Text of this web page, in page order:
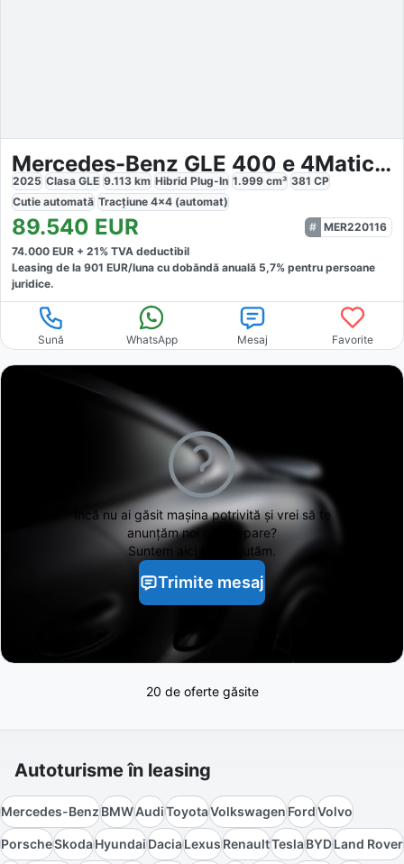
Mercedes-Benz GLE 400 e 4Matic AMG Line Advanced Plus
2025 Clasa GLE 9.113 km Hibrid Plug-In 1.999 cm³ 381 CP
Cutie automată Tracțiune 4x4 (automat)
89.540 EUR
MER220116
74.000 EUR + 21% TVA deductibil
Leasing de la 901 EUR/luna cu dobăndă anuală 5,7% pentru persoane
juridice.
Sună WhatsApp Mesaj Favorite
Încă nu ai găsitmașina potrivită și vrei să te
anunțăm noi când apare?
Suntem aici să te ajutăm.
Trimite mesaj
20 de oferte găsite
Autoturisme în leasing
Mercedes-BenzBMWAudiToyotaVolkswagenFordVolvo
PorscheSkodaHyundaiDaciaLexusRenaultTeslaBYDLand Rover